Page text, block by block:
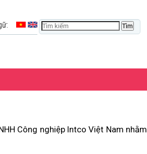
Công nghiệp Intco Việt Nam nhằm